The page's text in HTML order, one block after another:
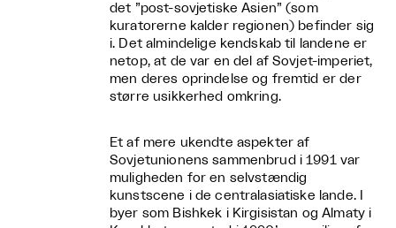
det ”post-sovjetiske Asien” (som
kuratorerne kalder regionen) befinder sig
i. Det almindelige kendskab til landene er
netop, at de var en del af Sovjet-imperiet,
men deres oprindelse og fremtid er der
større usikkerhed omkring.
Et af mere ukendte aspekter af
Sovjetunionens sammenbrud i 1991 var
muligheden for en selvstændig
kunstscene i de centralasiatiske lande. I
byer som Bishkek i Kirgisistan og Almaty i